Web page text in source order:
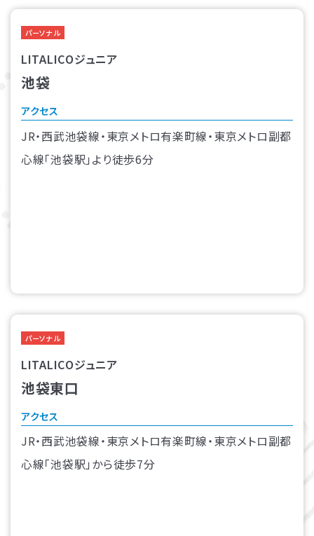
パーソナル
LITALICOジュニア
池袋
アクセス
JR・西武池袋線・東京メトロ有楽町線・東京メトロ副都
心線「池袋駅」より徒歩6分
パーソナル
LITALICOジュニア
池袋東口
アクセス
JR・西武池袋線・東京メトロ有楽町線・東京メトロ副都
心線「池袋駅」から徒歩7分